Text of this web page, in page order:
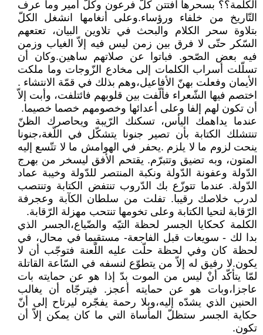
الكلمة؟؟ بسحرها افتتن كلّ فرعون وكلّ أمير وما عرف
التّاريخ من خلفاء ورؤساء.وعلى أنغامها انشغل الكلّ
بتلاوة سحر الكلام والبحث في تلاوين البيان، تعتعهم
السّكر حتّى لا فرق بين زمن ليس فيه إلاّ الغياب وزمن
فيه بعض الصّحو. فباتوا عن صلاتهم ساهين.وكان أن
تسلّلت أسراب الكلمات إلى مخادع الزّوجات وما ملكت
الأيمان وفعلت بهنّ الأفاعيل،وهم بذلك في قمّة الانتشاء .
اختصم فيها الشّعراء فألّفت بين قلوبهم فائتلفت، وأبت إلاّ
أن تكون لهم إلفا وعلى أعدائها وخصومهم خصما خصيما.
عندما يداهمك اليأس، تسكنك الرّيبة ويحاصرك الظنّ
تنتشلك الكتابة بأن تصير جنونا يتشكّل في اللّغة،جنونا
ينحت لزوم ما لا يلزم .يحفر في الهوامش ما لا تتّسع إليه
المتون، وبه تضيق وتتبرّم. يقتحم الأفق ليسخر من بهرج
الدّولة وعفونة الدّولة ونكبة المنتصر للدّولة وخيبة عماد
الدّولة. عندما تتوزّع بك الدّروب تنتفض الكتابة وتنتصب
لدرب خلاصك رقيبا. تفلت من سلطان الكآبة وعجرفة
الرّقابة لتحيا الكتابة وعلى تخومها تنتحب مهزلة الرّقابة.
الكلمة كحكايا الجسر لحظة التيّه والضّياع،الجسر الذي
بدا لك - سويعات قبل الفاجعة- مستقيما في محال، في
لحظة كان وفي لحظة حلّت عليه اللّعنة فتوجّب أن لا
يكون.لا رفيق له إلاّ من يتطوّع لنسفه في السّاعة القاتلة
لمّا يتأكّد أنْ ليس من الموت بدّ إذا هو عن حمايته بات
عاجزا،وبات هو عن حمايته أعجز. فيترجّاه أن يغالب
الحنين الذي يشدّه إليه،وبلا رحمة يفجّره ليرتاح إلى أنّ
حكاية الجسر ستظلّ المأساة التي ما كان يمكن إلاّ أن
تكون.